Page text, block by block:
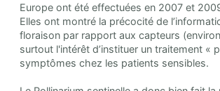
Europe ont été effectuées en 2007 et
Elles ont montré la précocité de
floraison par rapport aux capteurs
surtout l'intérêt d’instituer un traitement «
symptômes chez les patients sensibles.